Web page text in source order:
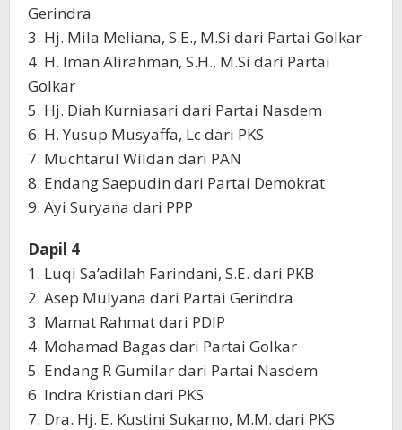
Gerindra
3. Hj. Mila Meliana, S.E., M.Si dari Partai Golkar
4. H. Iman Alirahman, S.H., M.Si dari Partai
Golkar
5. Hj. Diah Kurniasari dari Partai Nasdem
6. H. Yusup Musyaffa, Lc dari PKS
7. Muchtarul Wildan dari PAN
8. Endang Saepudin dari Partai Demokrat
9. Ayi Suryana dari PPP
Dapil 4
1. Luqi Sa’adilah Farindani, S.E. dari PKB
2. Asep Mulyana dari Partai Gerindra
3. Mamat Rahmat dari PDIP
4. Mohamad Bagas dari Partai Golkar
5. Endang R Gumilar dari Partai Nasdem
6. Indra Kristian dari PKS
7. Dra. Hj. E. Kustini Sukarno, M.M. dari PKS